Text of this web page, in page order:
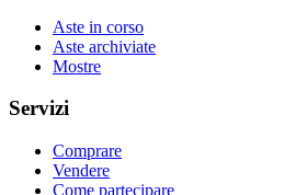
Aste in corso
Aste archiviate
Mostre
Servizi
Comprare
Vendere
Come partecipare